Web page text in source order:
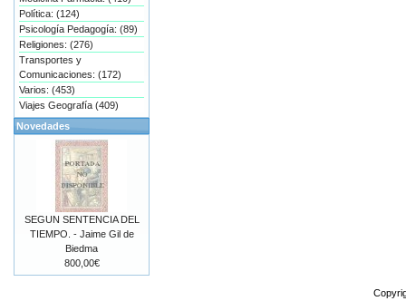
Política: (124)
Psicología Pedagogía: (89)
Religiones: (276)
Transportes y
Comunicaciones: (172)
Varios: (453)
Viajes Geografía (409)
Novedades
SEGUN SENTENCIA DEL
TIEMPO. - Jaime Gil de
Biedma
800,00€